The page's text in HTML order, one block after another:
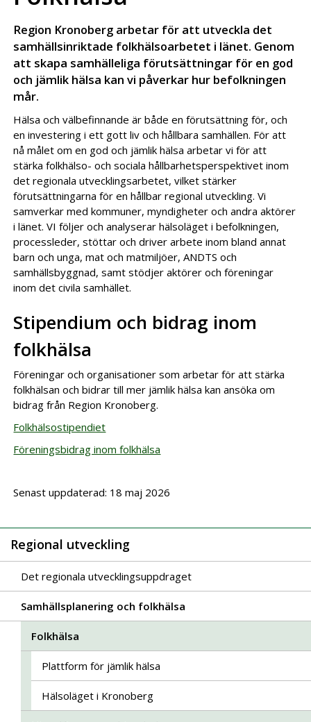
Region Kronoberg arbetar för att utveckla det
samhällsinriktade folkhälsoarbetet i länet. Genom
att skapa samhälleliga förutsättningar för en god
och jämlik hälsa kan vi påverkar hur befolkningen
mår.
Hälsa och välbefinnande är både en förutsättning för, och
en investering i ett gott liv och hållbara samhällen. För att
nå målet om en god och jämlik hälsa arbetar vi för att
stärka folkhälso- och sociala hållbarhetsperspektivet inom
det regionala utvecklingsarbetet, vilket stärker
förutsättningarna för en hållbar regional utveckling. Vi
samverkar med kommuner, myndigheter och andra aktörer
i länet. VI följer och analyserar hälsoläget i befolkningen,
processleder, stöttar och driver arbete inom bland annat
barn och unga, mat och matmiljöer, ANDTS och
samhällsbyggnad, samt stödjer aktörer och föreningar
inom det civila samhället.
Stipendium och bidrag inom
folkhälsa
Föreningar och organisationer som arbetar för att stärka
folkhälsan och bidrar till mer jämlik hälsa kan ansöka om
bidrag från Region Kronoberg.
Folkhälsostipendiet
Föreningsbidrag inom folkhälsa
Senast uppdaterad: 18 maj 2026
Regional utveckling
Det regionala utvecklingsuppdraget
Samhällsplanering och folkhälsa
Folkhälsa
Plattform för jämlik hälsa
Hälsoläget i Kronoberg